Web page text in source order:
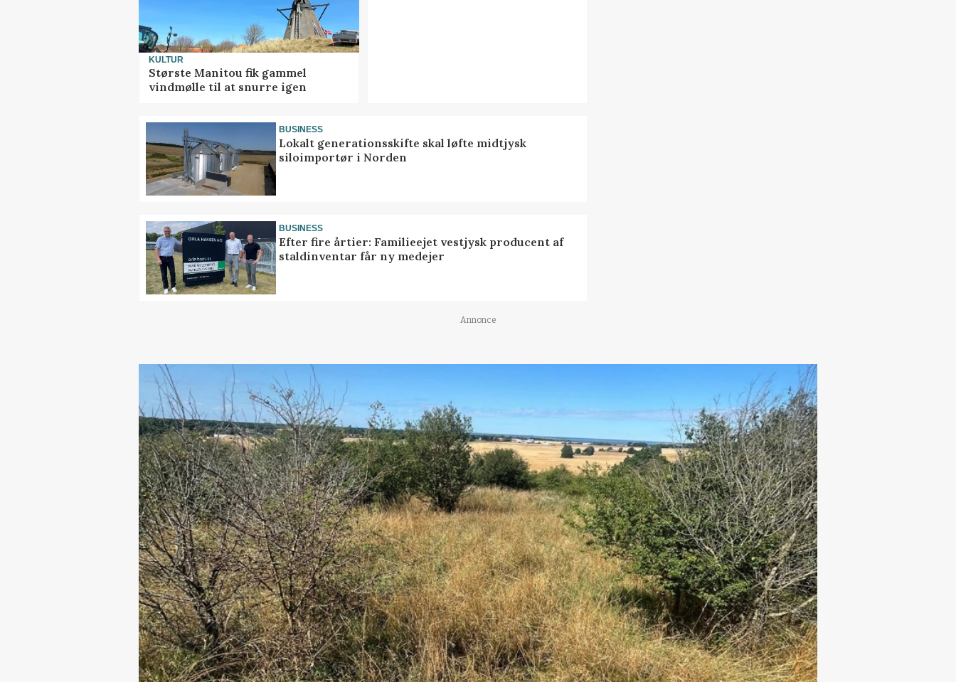
KULTUR
Største Manitou fik gammel
vindmølle til at snurre igen
BUSINESS
Lokalt generationsskifte skal løfte midtjysk
siloimportør i Norden
BUSINESS
Efter fire årtier: Familieejet vestjysk producent af
staldinventar får ny medejer
Annonce